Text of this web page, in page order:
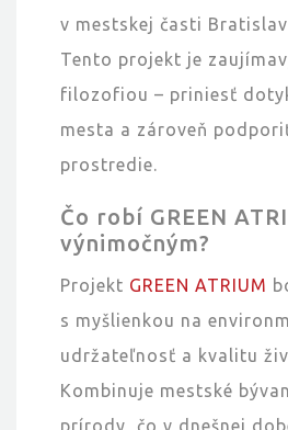
v mestskej časti
Tento projekt je
filozofiou – priniesť
mesta a zároveň
prostredie.
Čo robí GREEN
výnimočným?
Projekt GREEN ATRIUM
s myšlienkou na
udržateľnosť a kvalitu
Kombinuje mestské
prírody, čo v dnešnej